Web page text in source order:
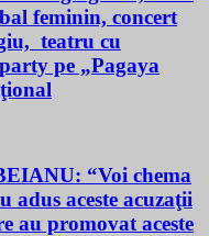
feminin, concert
teatru cu
pe „Pagaya
“Voi chema
adus aceste acuzaţii
au promovat aceste